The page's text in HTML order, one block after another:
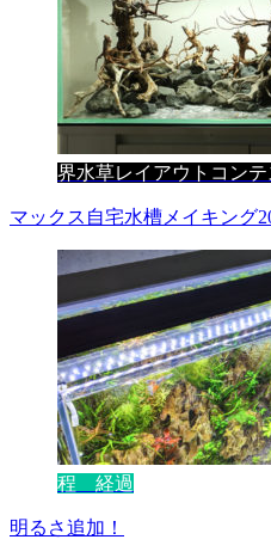
界水草レイアウトコンテ
マックス自宅水槽メイキング
程 経過
明るさ追加！